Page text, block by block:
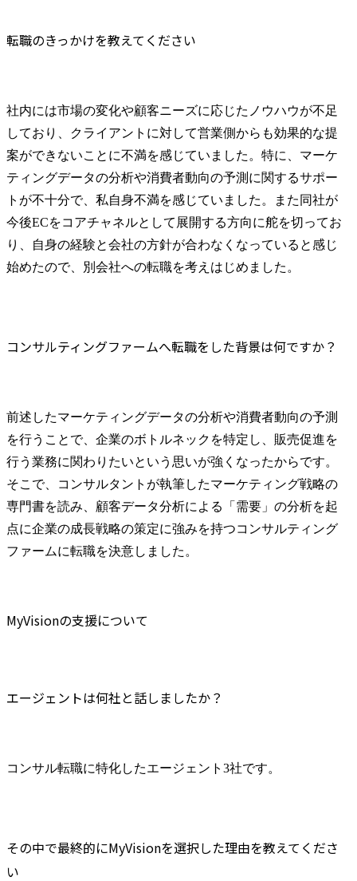
転職のきっかけを教えてください
社内には市場の変化や顧客ニーズに応じたノウハウが不足
しており、クライアントに対して営業側からも効果的な提
案ができないことに不満を感じていました。特に、マーケ
ティングデータの分析や消費者動向の予測に関するサポー
トが不十分で、私自身不満を感じていました。また同社が
今後ECをコアチャネルとして展開する方向に舵を切ってお
り、自身の経験と会社の方針が合わなくなっていると感じ
始めたので、別会社への転職を考えはじめました。
コンサルティングファームへ転職をした背景は何ですか？
前述したマーケティングデータの分析や消費者動向の予測
を行うことで、企業のボトルネックを特定し、販売促進を
行う業務に関わりたいという思いが強くなったからです。
そこで、コンサルタントが執筆したマーケティング戦略の
専門書を読み、顧客データ分析による「需要」の分析を起
点に企業の成長戦略の策定に強みを持つコンサルティング
ファームに転職を決意しました。
MyVisionの支援について
エージェントは何社と話しましたか？
コンサル転職に特化したエージェント3社です。
その中で最終的にMyVisionを選択した理由を教えてくださ
い